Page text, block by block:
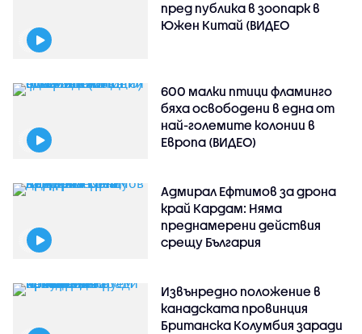
пред публика в зоопарк в
Южен Китай (ВИДЕО
600 малки птици фламинго
бяха освободени в една от
най-големите колонии в
Европа (ВИДЕО)
Адмирал Ефтимов за дрона
край Кардам: Няма
преднамерени действия
срещу България
Извънредно положение в
канадската провинция
Британска Колумбия заради